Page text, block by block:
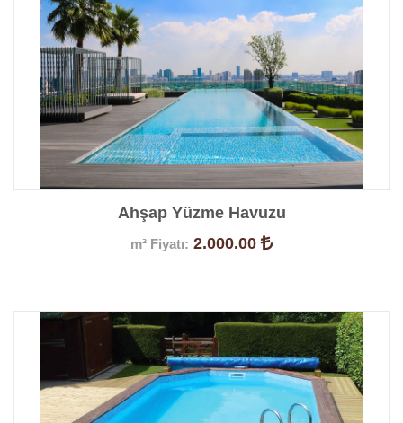
Ahşap Yüzme Havuzu
m² Fiyatı: 2.000.00